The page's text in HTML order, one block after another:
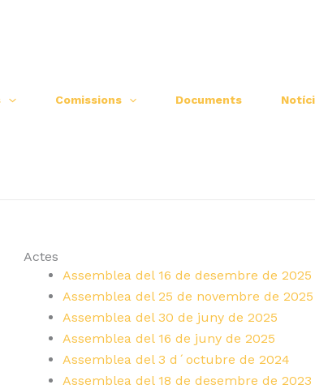
Comissions Documents
Actes
Assemblea del 16 de desembre de 2025
Assemblea del 25 de novembre de 2025
Assemblea del 30 de juny de 2025
Assemblea del 16 de juny de 2025
Assemblea del 3 d´octubre de 2024
Assemblea del 18 de desembre de 2023